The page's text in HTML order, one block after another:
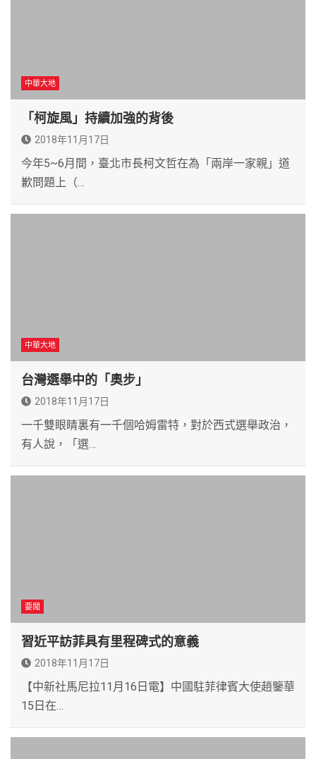
中華大地
「柯旋風」持續加強的背後
2018年11月17日
今年5~6月間，臺北市長柯文哲在為「兩岸一家親」道
歉問題上（…
中華大地
台灣選舉中的「奧步」
2018年11月17日
一千雙眼睛裏有一千個哈姆雷特，對於西式選舉政治，
有人說，「選…
要聞
習近平訪菲具有里程碑式的意義
2018年11月17日
【中新社馬尼拉11月16日電】中國駐菲律賓大使趙鑒華
15日在…